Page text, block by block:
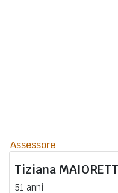
Assessore
Tiziana
51 anni